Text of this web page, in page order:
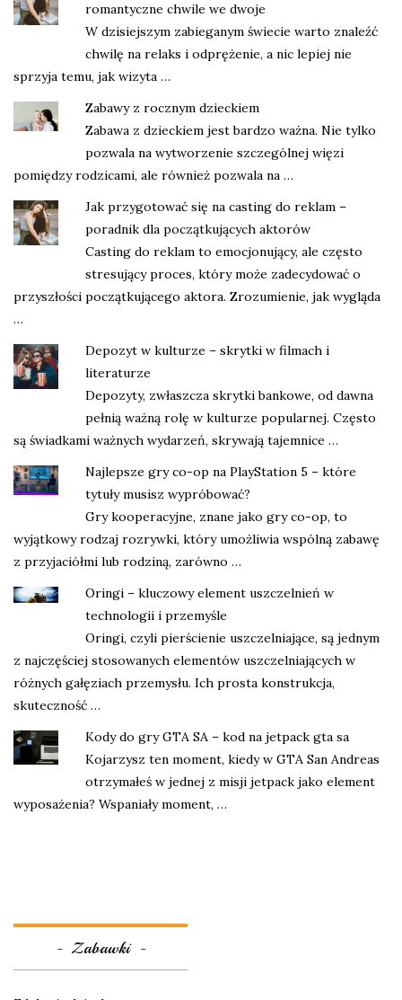
romantyczne chwile we dwoje
W dzisiejszym zabieganym świecie warto znaleźć
chwilę na relaks i odprężenie, a nic lepiej nie
sprzyja temu, jak wizyta …
Zabawy z rocznym dzieckiem
Zabawa z dzieckiem jest bardzo ważna. Nie tylko
pozwala na wytworzenie szczególnej więzi
pomiędzy rodzicami, ale również pozwala na …
Jak przygotować się na casting do reklam –
poradnik dla początkujących aktorów
Casting do reklam to emocjonujący, ale często
stresujący proces, który może zadecydować o
przyszłości początkującego aktora. Zrozumienie, jak wygląda
…
Depozyt w kulturze – skrytki w filmach i
literaturze
Depozyty, zwłaszcza skrytki bankowe, od dawna
pełnią ważną rolę w kulturze popularnej. Często
są świadkami ważnych wydarzeń, skrywają tajemnice …
Najlepsze gry co-op na PlayStation 5 – które
tytuły musisz wypróbować?
Gry kooperacyjne, znane jako gry co-op, to
wyjątkowy rodzaj rozrywki, który umożliwia wspólną zabawę
z przyjaciółmi lub rodziną, zarówno …
Oringi – kluczowy element uszczelnień w
technologii i przemyśle
Oringi, czyli pierścienie uszczelniające, są jednym
z najczęściej stosowanych elementów uszczelniających w
różnych gałęziach przemysłu. Ich prosta konstrukcja,
skuteczność …
Kody do gry GTA SA – kod na jetpack gta sa
Kojarzysz ten moment, kiedy w GTA San Andreas
otrzymałeś w jednej z misji jetpack jako element
wyposażenia? Wspaniały moment, …
Zabawki